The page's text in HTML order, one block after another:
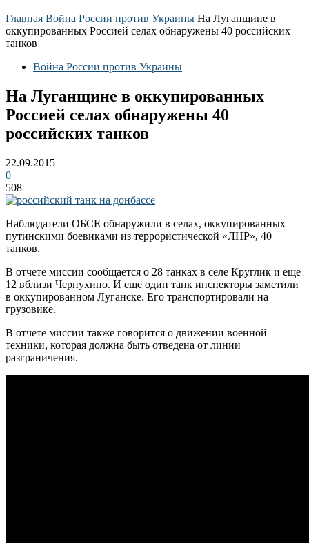
Главная Война России против Украины На Луганщине в
оккупированных Россией селах обнаружены 40 российских
танков
Война России против Украины
На Луганщине в оккупированных
Россией селах обнаружены 40
российских танков
22.09.2015
0
508
Наблюдатели ОБСЕ обнаружили в селах, оккупированных
путинскими боевиками из террористической «ЛНР», 40
танков.
В отчете миссии сообщается о 28 танках в селе Круглик и еще
12 вблизи Чернухино. И еще один танк инспекторы заметили
в оккупированном Луганске. Его транспортировали на
грузовике.
В отчете миссии также говорится о движении военной
техники, которая должна быть отведена от линии
разграничения.